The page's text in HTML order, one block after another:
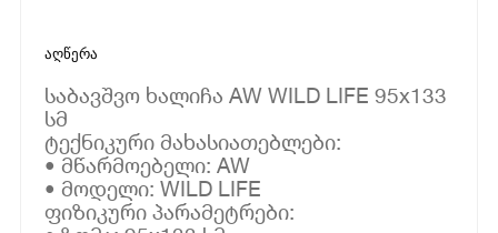
აღწერა
საბავშვო ხალიჩა AW WILD LIFE 95x133
სმ
ტექნიკური მახასიათებლები:
• მწარმოებელი: AW
• მოდელი: WILD LIFE
ფიზიკური პარამეტრები: